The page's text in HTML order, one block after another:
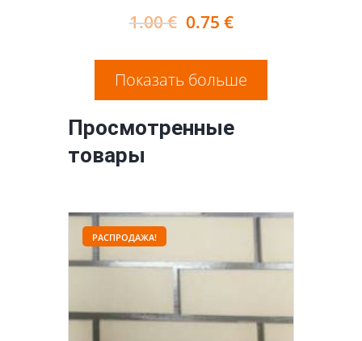
1.00€ 0.75 €
Показать больше
Просмотренные
товары
РАСПРОДАЖА!